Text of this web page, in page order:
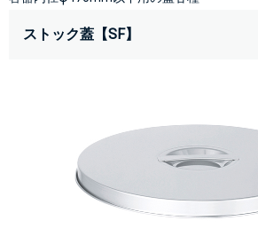
ストック蓋【SF】